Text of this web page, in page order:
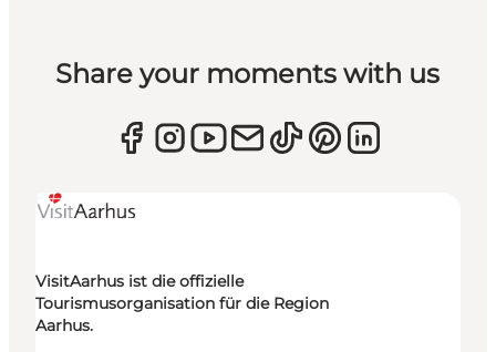
Share your moments with us
VisitAarhus ist die offizielle
Tourismusorganisation für die Region
Aarhus.